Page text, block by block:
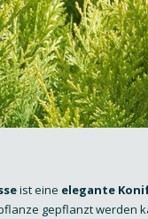
ist eine elegante
gepflanzt werden